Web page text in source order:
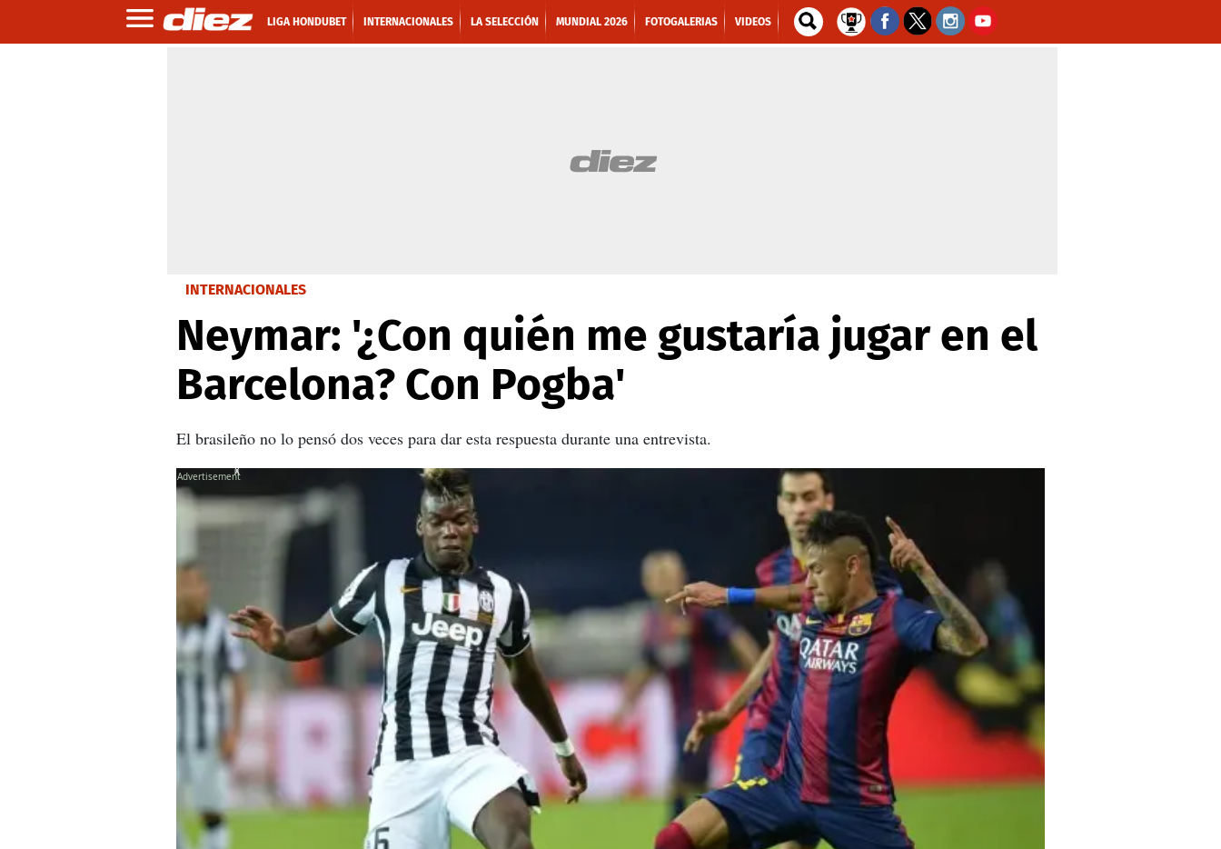
LIGA HONDUBET INTERNACIONALES LA SELECCIÓN MUNDIAL 2026 FOTOGALERIAS VIDEOS
INTERNACIONALES
Neymar: '¿Con quién me gustaría jugar en el
Barcelona? Con Pogba'
El brasileño no lo pensó dos veces para dar esta respuesta durante una entrevista.
X